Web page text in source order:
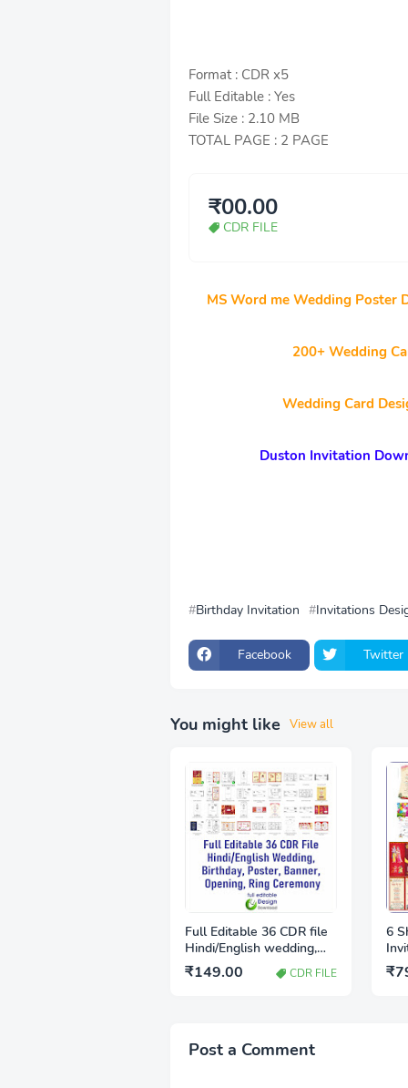
Format : CDR x5
Full Editable : Yes
File Size : 2.10 MB
TOTAL PAGE : 2 PAGE
₹00.00
CDR FILE
MS Word me Wedding Poster
200+ Wedding
Wedding Card
Duston Invitation
Birthday Invitation Invitations
Facebook Twitter
You might like View all
Full Editable 36 CDR file
Hindi/English wedding,
birthday, poster, Banner,
Opening, Ring ceremony
₹149.00 CDR FILE
6
Post a Comment